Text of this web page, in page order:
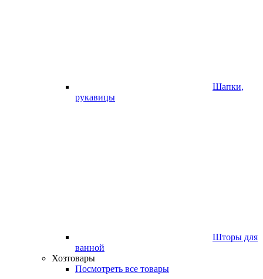
Шапки,
рукавицы
Шторы для
ванной
Хозтовары
Посмотреть все товары